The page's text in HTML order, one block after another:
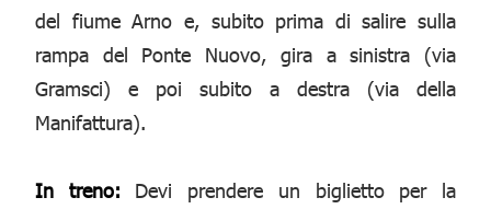
del fiume Arno e, subito prima di salire sulla
rampa del Ponte Nuovo, gira a sinistra (via
Gramsci) e poi subito a destra (via della
Manifattura).
In treno: Devi prendere un biglietto per la